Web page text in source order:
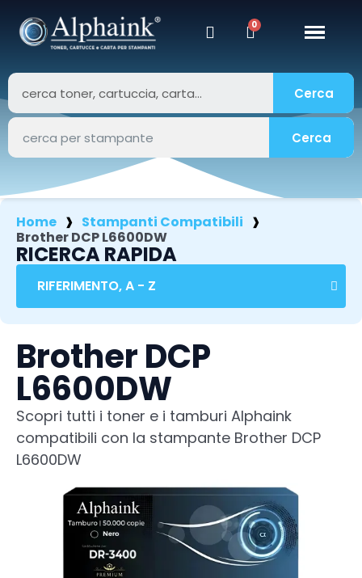
Cerca
Cerca
Home
Stampanti Compatibili
Brother DCP L6600DW
RICERCA RAPIDA
Brother DCP
L6600DW
Scopri tutti i toner e i tamburi Alphaink
compatibili con la stampante Brother DCP
L6600DW